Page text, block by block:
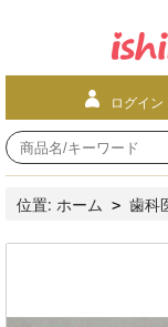
ログイン
位置: ホーム > 歯科